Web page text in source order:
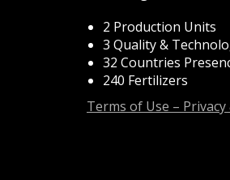
2 Production Units
3 Quality &
32 Countries
240 Fertilizers
Terms of Use –